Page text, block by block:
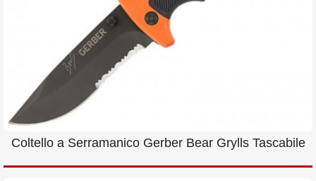
Coltello a Serramanico Gerber Bear Grylls Tascabile